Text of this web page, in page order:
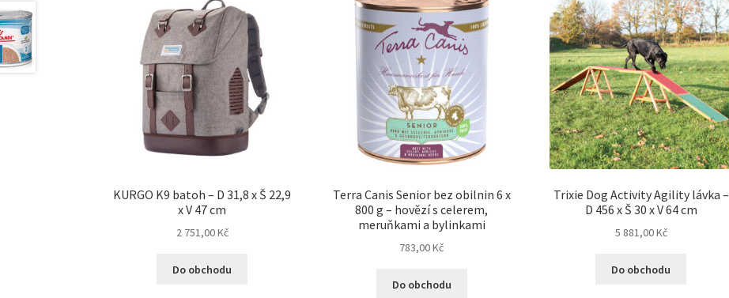
KURGO K9 batoh – D 31,8 x Š 22,9
x V 47 cm
2 751,00Kč
Do obchodu
Terra Canis Senior bez obilnin 6 x
800 g – hovězí s celerem,
meruňkami a bylinkami
783,00Kč
Do obchodu
Trixie Dog Activity Agility lávka –
D 456 x Š 30 x V 64 cm
5 881,00Kč
Do obchodu